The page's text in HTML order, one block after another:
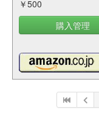
￥500
購入管理